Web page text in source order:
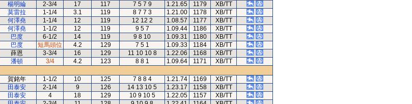
楊明綸 2-3/4 17 117 7 5 7 9 1.21.65 1179
XB/TT
莫雷拉 1-1/4 3.1 119 8 7 7 3 1.21.00 1178
XB/TT
何澤堯 1-1/4 12 119 12 12 2 1.08.57 1177
XB/TT
何澤堯 1-1/2 12 119 9 5 7 1.09.44 1186
XB/TT
巴度 6-1/2 14 119 9 8 10 1.09.31 1180
XB/TT
巴度 短馬頭位 4.2 129 7 5 1 1.09.33 1184
XB/TT
薛恩 3-3/4 16 129 11 10 10 8 1.22.06 1168
XB/TT
潘頓 3/4 4.2 123 8 8 1 1.09.64 1171
XB/TT
賀銘年 1-1/2 10 125 7 8 8 4 1.21.74 1169
XB/TT
田泰安 2-1/4 9 126 14 13 10 5 1.23.17 1158
XB/TT
田泰安 4 18 129 10 9 10 5 1.22.05 1157
XB/TT